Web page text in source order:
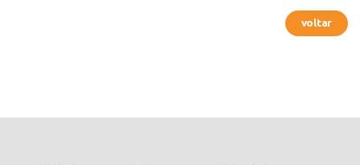
voltar